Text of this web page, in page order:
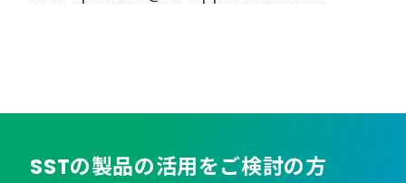
SSTの製品の活用をご検討の方